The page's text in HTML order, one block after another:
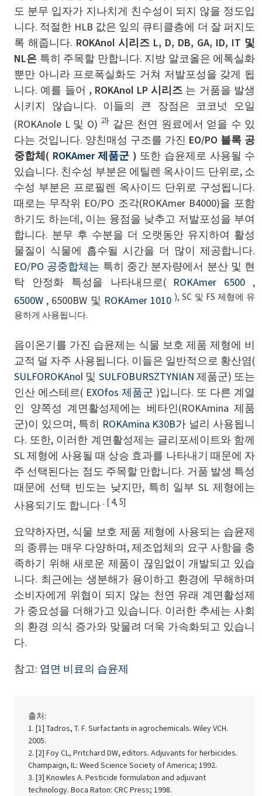
도 분무 입자가 지나치게 친수성이 되지 않을 정도입
니다. 적절한 HLB 값은 잎의 큐티클층에 더 잘 퍼지도
록 해줍니다. ROKAnol 시리즈 L, D, DB, GA, ID, IT 및
NL은 특히 주목할 만합니다. 지방 알코올은 에톡실화
뿐만 아니라 프로폭실화도 거쳐 저발포성을 갖게 됩
니다. 예를 들어 , ROKAnol LP 시리즈 는 거품을 발생
시키지 않습니다. 이들의 큰 장점은 코코넛 오일
(ROKAnole L 및 O)과 같은 천연 원료에서 얻을 수 있
다는 것입니다. 양친매성 구조를 가진 EO/PO 블록 공
중합체( ROKAmer 제품군 ) 또한 습윤제로 사용될 수
있습니다. 친수성 부분은 에틸렌 옥사이드 단위로, 소
수성 부분은 프로필렌 옥사이드 단위로 구성됩니다.
때로는 무작위 EO/PO 조각(ROKAmer B4000)을 포함
하기도 하는데, 이는 융점을 낮추고 저발포성을 부여
합니다. 분무 후 수분을 더 오랫동안 유지하여 활성
물질이 식물에 흡수될 시간을 더 많이 제공합니다.
EO/PO 공중합체는 특히 중간 분자량에서 분산 및 현
탁 안정화 특성을 나타내므로( ROKAmer 6500 ,
6500W , 6500BW 및 ROKAmer 1010 ), SC 및 FS 제형에 유
용하게 사용됩니다.
음이온기를 가진 습윤제는 식물 보호 제품 제형에 비
교적 덜 자주 사용됩니다. 이들은 일반적으로 황산염(
SULFOROKAnol 및 SULFOBURSZTYNIAN 제품군) 또는
인산 에스테르( EXOfos 제품군 )입니다. 또 다른 계열
인 양쪽성 계면활성제에는 베타인(ROKAmina 제품
군)이 있으며, 특히 ROKAmina K30B가 널리 사용됩니
다. 또한, 이러한 계면활성제는 글리포세이트와 함께
SL 제형에 사용될 때 상승 효과를 나타내기 때문에 자
주 선택된다는 점도 주목할 만합니다. 거품 발생 특성
때문에 선택 빈도는 낮지만, 특히 일부 SL 제형에는
사용되기도 합니다 . [ 4, 5]
요약하자면, 식물 보호 제품 제형에 사용되는 습윤제
의 종류는 매우 다양하며, 제조업체의 요구 사항을 충
족하기 위해 새로운 제품이 끊임없이 개발되고 있습
니다. 최근에는 생분해가 용이하고 환경에 무해하며
소비자에게 위협이 되지 않는 천연 유래 계면활성제
가 중요성을 더해가고 있습니다. 이러한 추세는 사회
의 환경 의식 증가와 맞물려 더욱 가속화되고 있습니
다.
참고: 엽면 비료의 습윤제
출처:
[1] Tadros, T. F. Surfactants in agrochemicals. Wiley VCH.
2005.
[2] Foy CL, Pritchard DW, editors. Adjuvants for herbicides.
Champaign, IL: Weed Science Society of America; 1992.
[3] Knowles A. Pesticide formulation and adjuvant
technology. Boca Raton: CRC Press; 1998.